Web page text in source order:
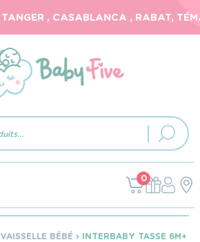
, CASABLANCA , RABAT,
0
VAISSELLE BÉBÉ
INTERBABY TASSE 6M+